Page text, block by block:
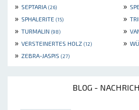
» SEPTARIA (26) »
» SPHALERITE (15) »
» TURMALIN (98) »
» VERSTEINERTES HOLZ (12) »
» ZEBRA-JASPIS (27)
BLOG -